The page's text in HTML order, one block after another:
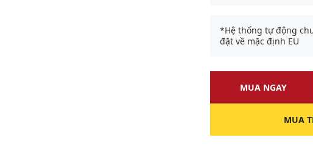
*Hệ thống tự động
đặt về mặc định EU
MUA NGAY
MUA